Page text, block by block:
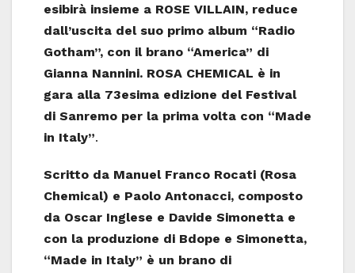
esibirà insieme a ROSE VILLAIN, reduce
dall’uscita del suo primo album “Radio
Gotham”, con il brano “America” di
Gianna Nannini. ROSA CHEMICAL è in
gara alla 73esima edizione del Festival
di Sanremo per la prima volta con “Made
in Italy”.
Scritto da Manuel Franco Rocati (Rosa
Chemical) e Paolo Antonacci, composto
da Oscar Inglese e Davide Simonetta e
con la produzione di Bdope e Simonetta,
“Made in Italy” è un brano di